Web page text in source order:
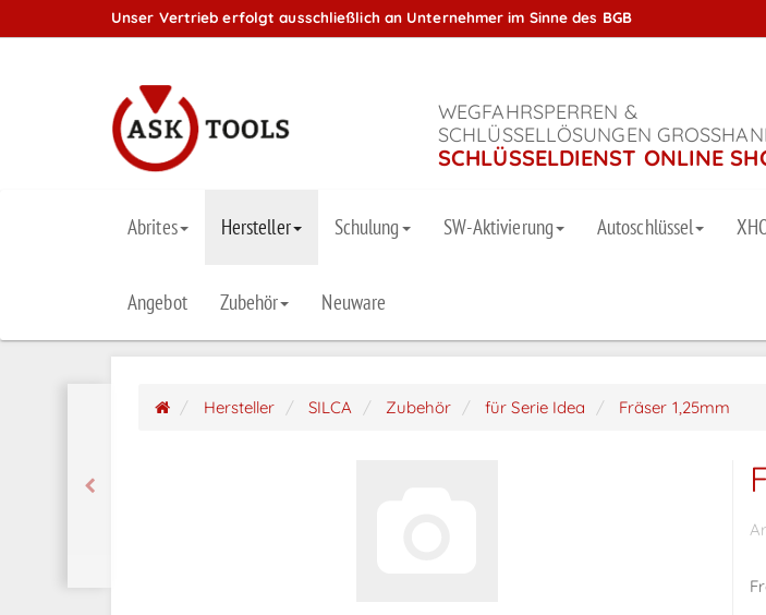
Unser Vertrieb erfolgt ausschließlich an Unternehmer im Sinne des BGB
WEGFAHRSPERREN &
SCHLÜSSELLÖSUNGEN
SCHLÜSSELDIENST ONLINE
Abrites Hersteller Schulung SW-Aktivierung Autoschlüssel
Angebot Zubehör Neuware
Hersteller SILCA Zubehör für Serie Idea Fräser 1,25mm